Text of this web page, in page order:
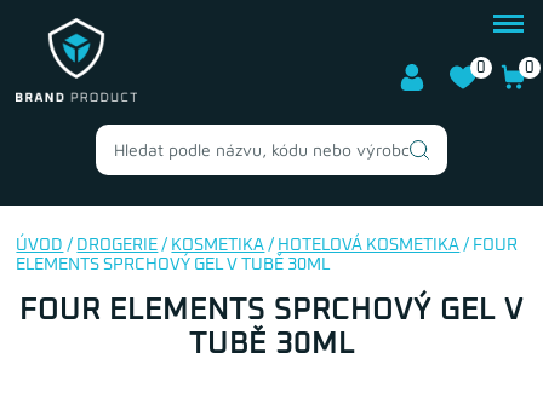
0 0
ÚVOD / DROGERIE / KOSMETIKA / HOTELOVÁ KOSMETIKA / FOUR
ELEMENTS SPRCHOVÝ GEL V TUBĚ 30ML
FOUR ELEMENTS SPRCHOVÝ GEL V
TUBĚ 30ML